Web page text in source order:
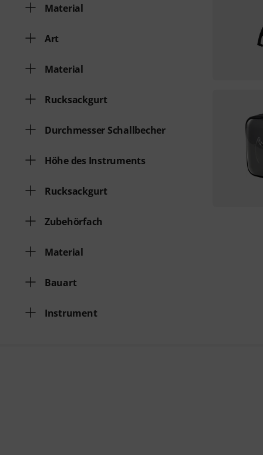
Material
Art
Material
Rucksackgurt
Durchmesser Schallbecher
Höhe des Instruments
Rucksackgurt
Zubehörfach
Material
Bauart
Instrument